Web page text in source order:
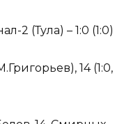
2 (Тула) – 1:0 (1:0)
14 (1:0,